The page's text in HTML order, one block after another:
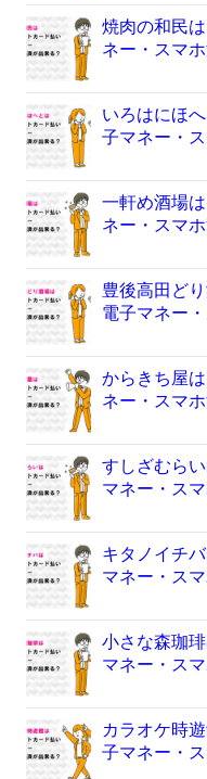
焼肉の和民
ネー・スマ
いろはにほ
子マネー・
一軒め酒場
ネー・スマ
豊後高田ど
電子マネー
からきち屋
ネー・スマ
すしざむら
マネー・ス
キタノイチ
マネー・ス
小さな森珈
マネー・ス
カラオケ時
子マネー・